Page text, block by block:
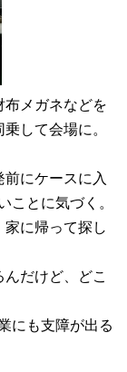
布メガネなどを
して会場に。
前にケースに入
ことに気づく。
家に帰って探し
だけど、どこ
にも支障が出る